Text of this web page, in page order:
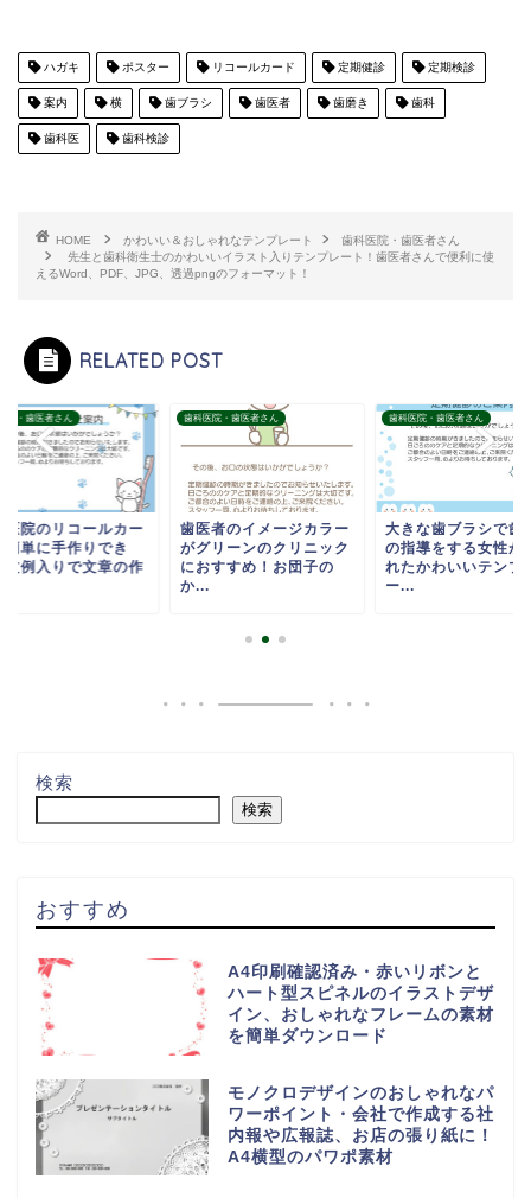
ハガキ ポスター リコールカード 定期健診 定期検診
案内 横 歯ブラシ 歯医者 歯磨き 歯科
歯科医 歯科検診
HOME かわいい＆おしゃれなテンプレート
歯科医院・歯医者さん
先生と歯科衛生士のかわいいイラスト入りテンプレート！歯医者さんで便利に使
えるWord、PDF、JPG、透過pngのフォーマット！
RELATED POST
院・歯医者さん
医院のリコールカー
簡単に手作りでき
文例入りで文章の作
歯科医院・歯医者さん
歯医者のイメージカラー
がグリーンのクリニック
におすすめ！お団子の
か...
歯科医院・歯医者さん
大きな歯ブラシで歯
の指導をする女性が
れたかわいいテンプ
ー...
検索
検索
おすすめ
A4印刷確認済み・赤いリボンと
ハート型スピネルのイラストデザ
イン、おしゃれなフレームの素材
を簡単ダウンロード
モノクロデザインのおしゃれなパ
ワーポイント・会社で作成する社
内報や広報誌、お店の張り紙に！
A4横型のパワポ素材